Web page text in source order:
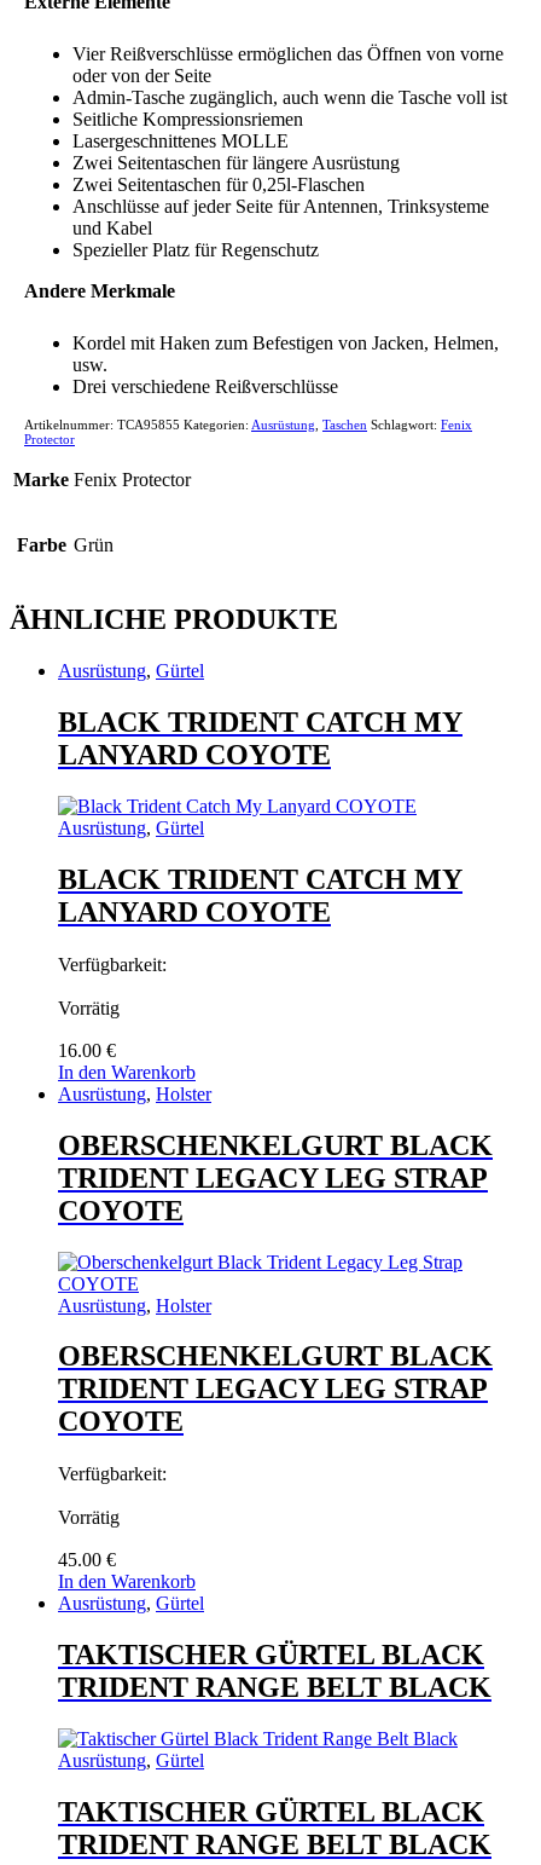
Vier Reißverschlüsse ermöglichen das Öffnen von vorne
oder von der Seite
Admin-Tasche zugänglich, auch wenn die Tasche voll ist
Seitliche Kompressionsriemen
Lasergeschnittenes MOLLE
Zwei Seitentaschen für längere Ausrüstung
Zwei Seitentaschen für 0,25l-Flaschen
Anschlüsse auf jeder Seite für Antennen, Trinksysteme
und Kabel
Spezieller Platz für Regenschutz
Andere Merkmale
Kordel mit Haken zum Befestigen von Jacken, Helmen,
usw.
Drei verschiedene Reißverschlüsse
Artikelnummer: TCA95855 Kategorien: Ausrüstung Taschen Schlagwort: Fenix
Protector
Marke Fenix Protector
Farbe Grün
ÄHNLICHE PRODUKTE
Ausrüstung, Gürtel
BLACK TRIDENT CATCH MY
LANYARD COYOTE
Ausrüstung, Gürtel
BLACK TRIDENT CATCH MY
LANYARD COYOTE
Verfügbarkeit:
Vorrätig
16.00 €
In den Warenkorb
Ausrüstung, Holster
OBERSCHENKELGURT BLACK
TRIDENT LEGACY LEG STRAP
COYOTE
Ausrüstung, Holster
OBERSCHENKELGURT BLACK
TRIDENT LEGACY LEG STRAP
COYOTE
Verfügbarkeit:
Vorrätig
45.00 €
In den Warenkorb
Ausrüstung, Gürtel
TAKTISCHER GÜRTEL BLACK
TRIDENT RANGE BELT BLACK
Ausrüstung, Gürtel
TAKTISCHER GÜRTEL BLACK
TRIDENT RANGE BELT BLACK